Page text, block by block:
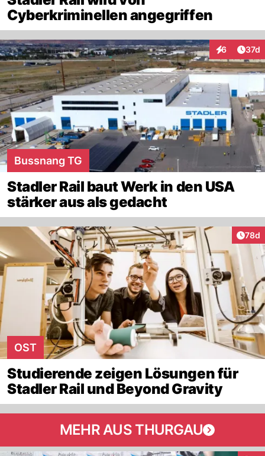
Cyberkriminellen angegriffen
6
Interaktionen
37d
Bussnang TG
Stadler Rail baut Werk in den USA
stärker aus als gedacht
78d
OST
Studierende zeigen Lösungen für
Stadler Rail und Beyond Gravity
MEHR AUS THURGAU